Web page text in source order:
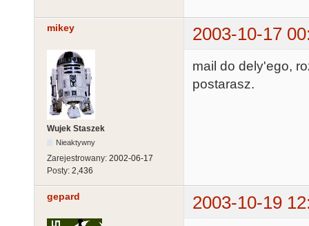
mikey 2003-10-17
Wujek Staszek
Nieaktywny
Zarejestrowany: 2002-06-17
Posty: 2,436
mail do dely'ego,
postarasz.
gepard 2003-10-19